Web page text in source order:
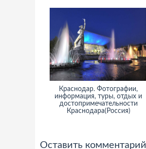
Краснодар. Фотографии,
информация, туры, отдых и
достопримечательности
Краснодара(Россия)
Оставить комментарий